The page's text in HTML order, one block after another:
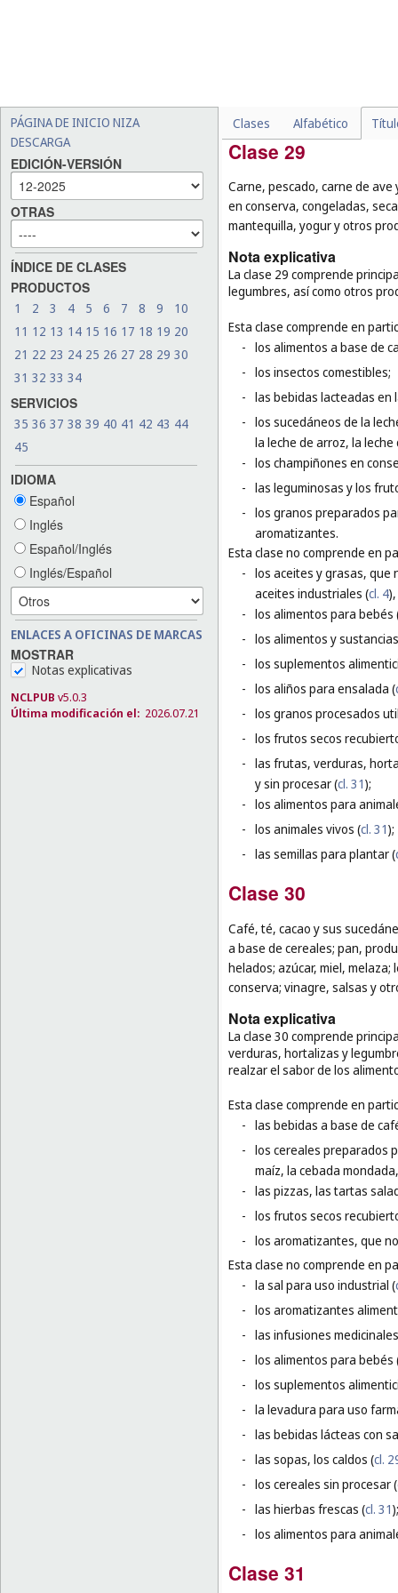
PÁGINA DE INICIO NIZA
DESCARGA
EDICIÓN-VERSIÓN
OTRAS
ÍNDICE DE CLASES
PRODUCTOS
1 2 3 4 5 6 7 8 9
10
11 12 13 14 15 16 17 18 19 20
21 22 23 24 25 26 27 28 29 30
31 32 33 34
SERVICIOS
35 36 37 38 39 40 41 42 43 44
45
IDIOMA
Español
Inglés
Español/Inglés
Inglés/Español
ENLACES A OFICINAS DE MARCAS
MOSTRAR
Notas explicativas
NCLPUB v5.0.3
Última modificación el: 2026.07.21
Clases Alfabético
según otras de sus
Clase 29
Carne, pescado, carne de
en conserva, congeladas,
mantequilla, yogur y otros
Nota explicativa
La clase 29 comprende
legumbres, así como otros
Esta clase comprende en
- los alimentos a base de
- los insectos comestibles;
- las bebidas lacteadas en
- los sucedáneos de la
la leche de arroz, la leche
- los champiñones en
- las leguminosas y los
- los granos preparados
aromatizantes.
Esta clase no comprende en
- los aceites y grasas, que
aceites industriales (cl. 4
- los alimentos para bebés
- los alimentos y
- los suplementos
- los aliños para ensalada (
- los granos procesados
- los frutos secos
- las frutas, verduras,
y sin procesar (cl. 31);
- los alimentos para
- los animales vivos (cl. 31);
- las semillas para plantar (
Clase 30
Café, té, cacao y sus
a base de cereales; pan,
helados; azúcar, miel,
conserva; vinagre, salsas y
Nota explicativa
La clase 30 comprende
verduras, hortalizas y
realzar el sabor de los
Esta clase comprende en
- las bebidas a base de
- los cereales preparados
maíz, la cebada
- las pizzas, las tartas
- los frutos secos
- los aromatizantes, que
Esta clase no comprende en
- la sal para uso industrial (
- los aromatizantes
- las infusiones
- los alimentos para bebés
- los suplementos
- la levadura para uso
- las bebidas lácteas con
- las sopas, los caldos (cl.
- los cereales sin procesar (
- las hierbas frescas (cl. 31);
- los alimentos para
Clase 31